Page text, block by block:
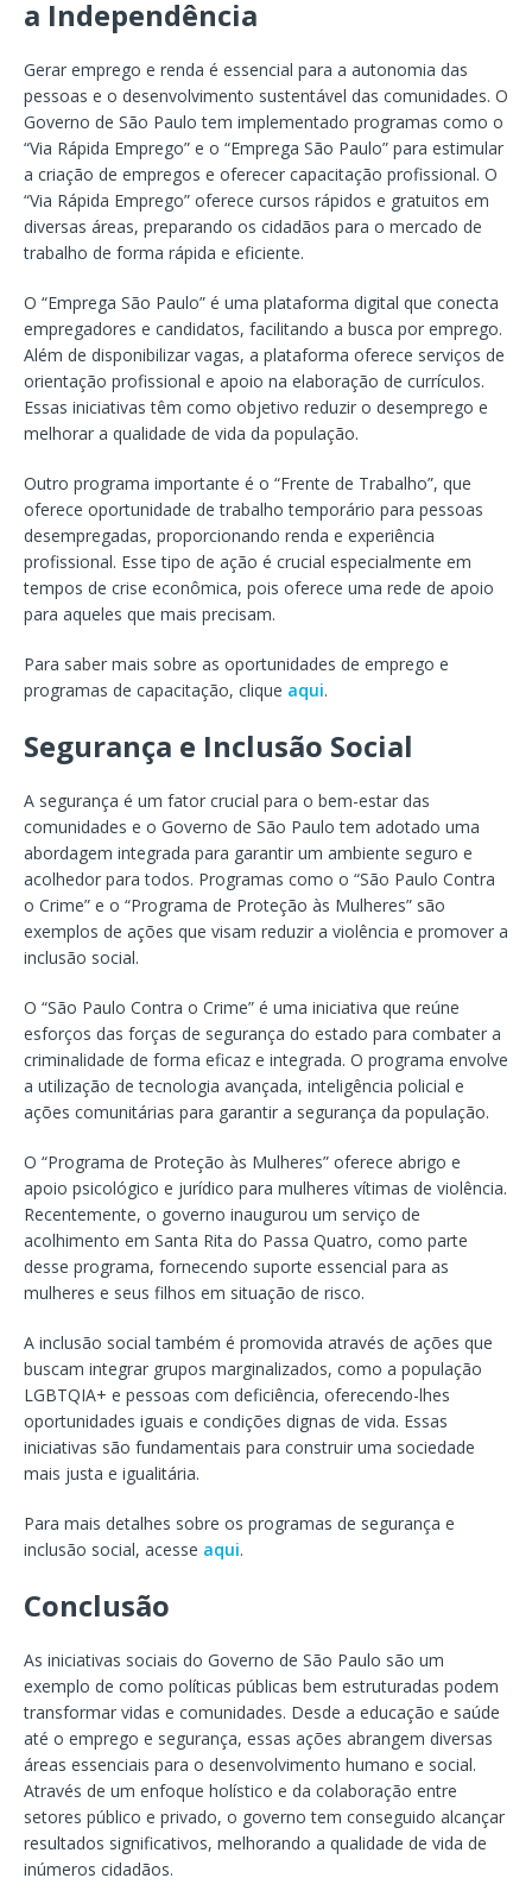
a Independência
Gerar emprego e renda é essencial para a autonomia das
pessoas e o desenvolvimento sustentável das comunidades. O
Governo de São Paulo tem implementado programas como o
“Via Rápida Emprego” e o “Emprega São Paulo” para estimular
a criação de empregos e oferecer capacitação profissional. O
“Via Rápida Emprego” oferece cursos rápidos e gratuitos em
diversas áreas, preparando os cidadãos para o mercado de
trabalho de forma rápida e eficiente.
O “Emprega São Paulo” é uma plataforma digital que conecta
empregadores e candidatos, facilitando a busca por emprego.
Além de disponibilizar vagas, a plataforma oferece serviços de
orientação profissional e apoio na elaboração de currículos.
Essas iniciativas têm como objetivo reduzir o desemprego e
melhorar a qualidade de vida da população.
Outro programa importante é o “Frente de Trabalho”, que
oferece oportunidade de trabalho temporário para pessoas
desempregadas, proporcionando renda e experiência
profissional. Esse tipo de ação é crucial especialmente em
tempos de crise econômica, pois oferece uma rede de apoio
para aqueles que mais precisam.
Para saber mais sobre as oportunidades de emprego e
programas de capacitação, clique aqui.
Segurança e Inclusão Social
A segurança é um fator crucial para o bem-estar das
comunidades e o Governo de São Paulo tem adotado uma
abordagem integrada para garantir um ambiente seguro e
acolhedor para todos. Programas como o “São Paulo Contra
o Crime” e o “Programa de Proteção às Mulheres” são
exemplos de ações que visam reduzir a violência e promover a
inclusão social.
O “São Paulo Contra o Crime” é uma iniciativa que reúne
esforços das forças de segurança do estado para combater a
criminalidade de forma eficaz e integrada. O programa envolve
a utilização de tecnologia avançada, inteligência policial e
ações comunitárias para garantir a segurança da população.
O “Programa de Proteção às Mulheres” oferece abrigo e
apoio psicológico e jurídico para mulheres vítimas de violência.
Recentemente, o governo inaugurou um serviço de
acolhimento em Santa Rita do Passa Quatro, como parte
desse programa, fornecendo suporte essencial para as
mulheres e seus filhos em situação de risco.
A inclusão social também é promovida através de ações que
buscam integrar grupos marginalizados, como a população
LGBTQIA+ e pessoas com deficiência, oferecendo-lhes
oportunidades iguais e condições dignas de vida. Essas
iniciativas são fundamentais para construir uma sociedade
mais justa e igualitária.
Para mais detalhes sobre os programas de segurança e
inclusão social, acesse aqui.
Conclusão
As iniciativas sociais do Governo de São Paulo são um
exemplo de como políticas públicas bem estruturadas podem
transformar vidas e comunidades. Desde a educação e saúde
até o emprego e segurança, essas ações abrangem diversas
áreas essenciais para o desenvolvimento humano e social.
Através de um enfoque holístico e da colaboração entre
setores público e privado, o governo tem conseguido alcançar
resultados significativos, melhorando a qualidade de vida de
inúmeros cidadãos.